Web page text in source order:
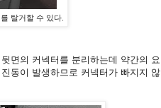
탈거할 수 있다.
면의 커넥터를 분리하는데 약간의 요
동이 발생하므로 커넥터가 빠지지 않